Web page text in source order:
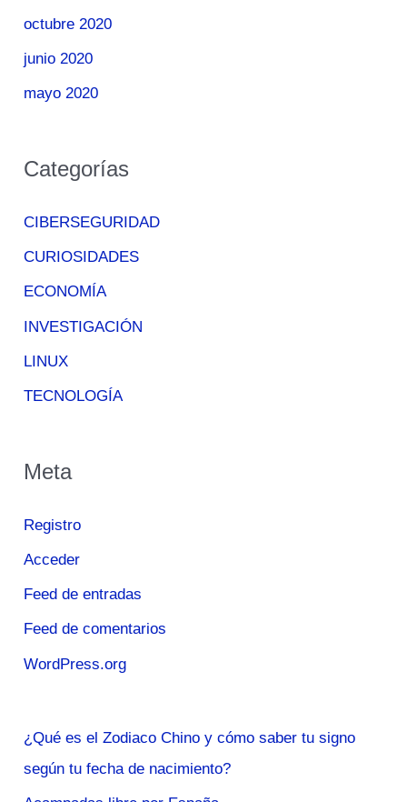
octubre 2020
junio 2020
mayo 2020
Categorías
CIBERSEGURIDAD
CURIOSIDADES
ECONOMÍA
INVESTIGACIÓN
LINUX
TECNOLOGÍA
Meta
Registro
Acceder
Feed de entradas
Feed de comentarios
WordPress.org
¿Qué es el Zodiaco Chino y cómo saber tu signo
según tu fecha de nacimiento?